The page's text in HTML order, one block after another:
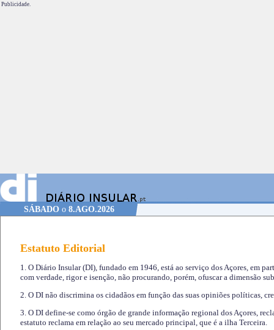
Publicidade.
SÁBADOo 8.AGO.2026
Estatuto Editorial
1. O Diário Insular (DI), fundado em 1946, está ao serviço dos Açores, em
com verdade, rigor e isenção, não procurando, porém, ofuscar a dimensão
2. O DI não discrimina os cidadãos em função das suas opiniões políticas,
3. O DI define-se como órgão de grande informação regional dos Açores,
estatuto reclama em relação ao seu mercado principal, que é a ilha Terceira.